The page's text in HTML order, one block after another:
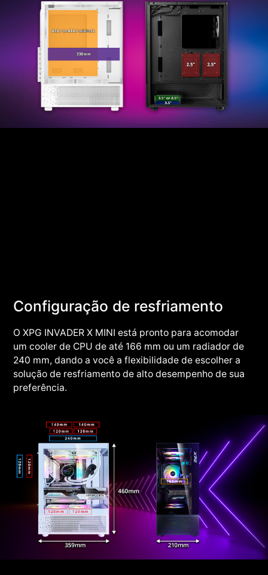
Configuração de resfriamento
O XPG INVADER X MINI está pronto para acomodar
um cooler de CPU de até 166 mm ou um radiador de
240 mm, dando a você a flexibilidade de escolher a
solução de resfriamento de alto desempenho de sua
preferência.